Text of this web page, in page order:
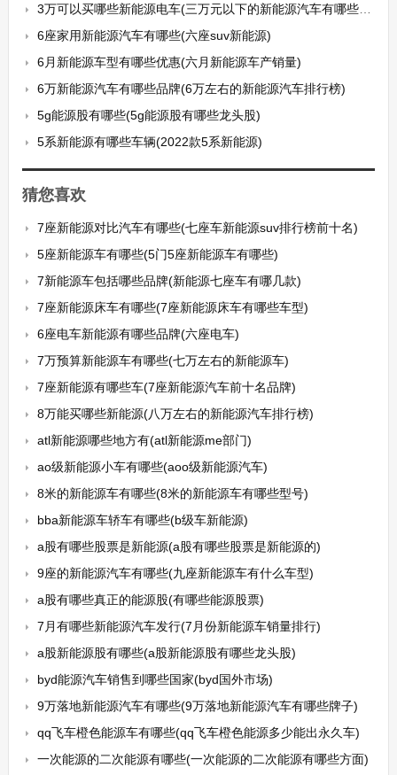
3万可以买哪些新能源电车(三万元以下的新能源汽车有哪些车型推荐)
6座家用新能源汽车有哪些(六座suv新能源)
6月新能源车型有哪些优惠(六月新能源车产销量)
6万新能源汽车有哪些品牌(6万左右的新能源汽车排行榜)
5g能源股有哪些(5g能源股有哪些龙头股)
5系新能源有哪些车辆(2022款5系新能源)
猜您喜欢
7座新能源对比汽车有哪些(七座车新能源suv排行榜前十名)
5座新能源车有哪些(5门5座新能源车有哪些)
7新能源车包括哪些品牌(新能源七座车有哪几款)
7座新能源床车有哪些(7座新能源床车有哪些车型)
6座电车新能源有哪些品牌(六座电车)
7万预算新能源车有哪些(七万左右的新能源车)
7座新能源有哪些车(7座新能源汽车前十名品牌)
8万能买哪些新能源(八万左右的新能源汽车排行榜)
atl新能源哪些地方有(atl新能源me部门)
ao级新能源小车有哪些(aoo级新能源汽车)
8米的新能源车有哪些(8米的新能源车有哪些型号)
bba新能源车轿车有哪些(b级车新能源)
a股有哪些股票是新能源(a股有哪些股票是新能源的)
9座的新能源汽车有哪些(九座新能源车有什么车型)
a股有哪些真正的能源股(有哪些能源股票)
7月有哪些新能源汽车发行(7月份新能源车销量排行)
a股新能源股有哪些(a股新能源股有哪些龙头股)
byd能源汽车销售到哪些国家(byd国外市场)
9万落地新能源汽车有哪些(9万落地新能源汽车有哪些牌子)
qq飞车橙色能源车有哪些(qq飞车橙色能源多少能出永久车)
一次能源的二次能源有哪些(一次能源的二次能源有哪些方面)